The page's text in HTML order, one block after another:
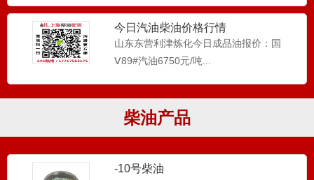
今日汽油柴油价格行情
山东东营利津炼化今日成品油报价：国
Ⅴ89#汽油6750元/吨...
柴油产品
中叉车使用，现在企业等...
柴油_0号柴油_工程机械应用
0号柴油在工程机械主要应用于电喷车,钩
机,挖掘机，压路机，搅...
-10号柴油
...